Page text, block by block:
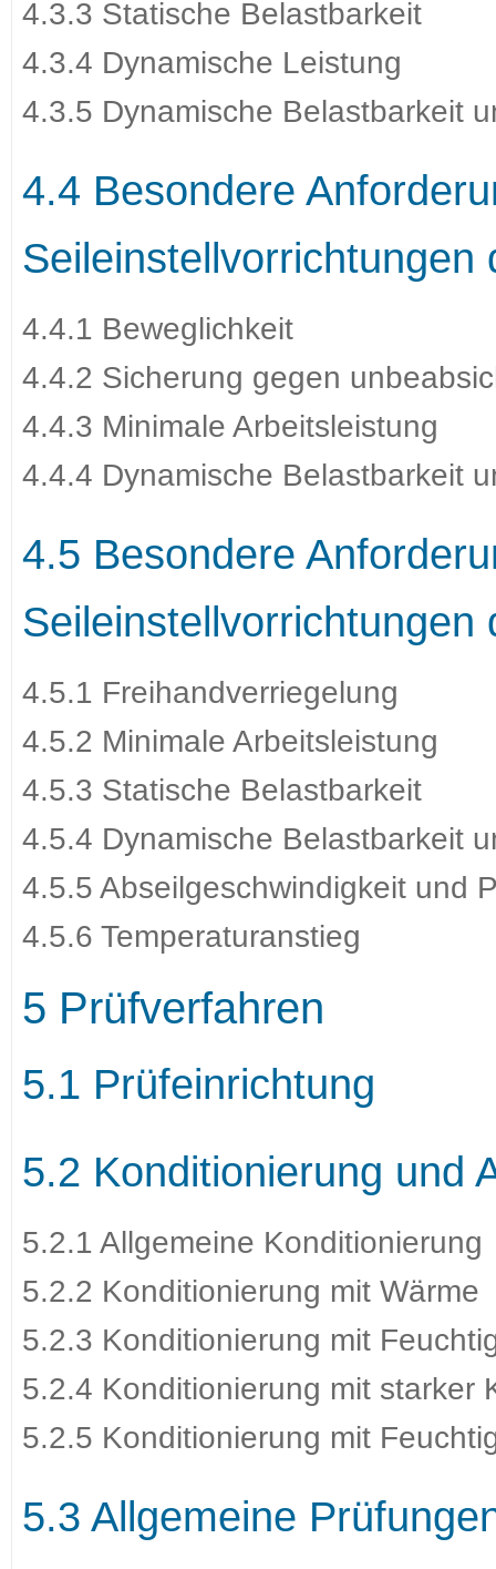
4.3.3 Statische Belastbarkeit
4.3.4 Dynamische Leistung
4.3.5 Dynamische Belastbarkeit
4.4 Besondere
Seileinstellvorrichtungen
4.4.1 Beweglichkeit
4.4.2 Sicherung gegen
4.4.3 Minimale Arbeitsleistung
4.4.4 Dynamische Belastbarkeit
4.5 Besondere
Seileinstellvorrichtungen
4.5.1 Freihandverriegelung
4.5.2 Minimale Arbeitsleistung
4.5.3 Statische Belastbarkeit
4.5.4 Dynamische Belastbarkeit
4.5.5 Abseilgeschwindigkeit und
4.5.6 Temperaturanstieg
5 Prüfverfahren
5.1 Prüfeinrichtung
5.2 Konditionierung und
5.2.1 Allgemeine Konditionierung
5.2.2 Konditionierung mit Wärme
5.2.3 Konditionierung mit
5.2.4 Konditionierung mit starker
5.2.5 Konditionierung mit
5.3 Allgemeine